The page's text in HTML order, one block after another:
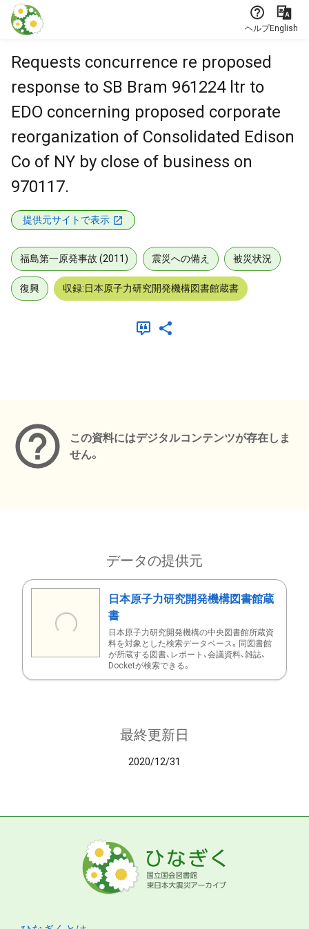
本文に飛ぶ
ヘルプEnglish
Requests concurrence re proposed
response to SB Bram 961224 ltr to
EDO concerning proposed corporate
reorganization of Consolidated Edison
Co of NY by close of business on
970117.
提供元サイトで表示
福島第一原発事故 (2011) 震災への備え 被災状況
復興 収録:日本原子力研究開発機構図書館蔵書
この資料にはデジタルコンテンツが存在しま
せん。
データの提供元
日本原子力研究開発機構図書館蔵
書
日本原子力研究開発機構の中央図書館所蔵資
料を対象とした検索データベース。同図書館
が所蔵する図書、レポート、会議資料、雑誌、
Docketが検索できる。
最終更新日
2020/12/31